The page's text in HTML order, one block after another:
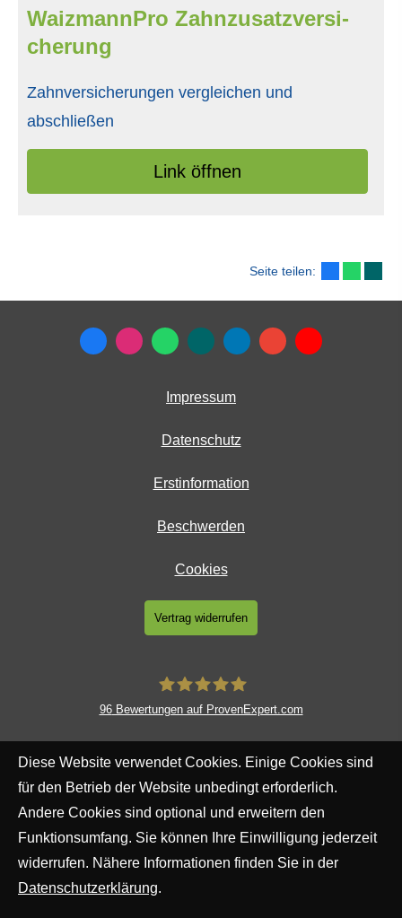
WaizmannPro Zahn­zu­satz­ver­si­
che­rung
Zahnversicherungen ver­gleichen und
abschließen
Link öffnen
Seite teilen:
Impressum
Datenschutz
Erstinformation
Beschwerden
Cookies
Vertrag widerrufen
Meyer Ver­sicherungs­makler GmbH
96Bewertungen auf ProvenExpert.com
Diese Website verwendet Cookies. Einige Cookies sind
für den Betrieb der Website unbedingt erforderlich.
Andere Cookies sind optional und erweitern den
Funktionsumfang. Sie können Ihre Einwilligung jederzeit
widerrufen. Nähere Informationen finden Sie in der
Datenschutzerklärung.